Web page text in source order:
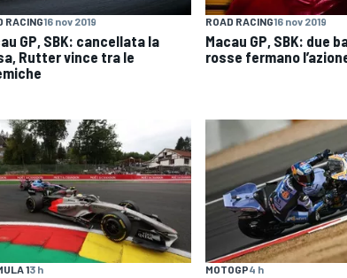
RACING16 nov 2019
GP, SBK: cancellata la
Rutter vince tra le
ROAD RACING16 nov 2019
Macau GP, SBK: due
rosse fermano
13 h MOTOGP4 h